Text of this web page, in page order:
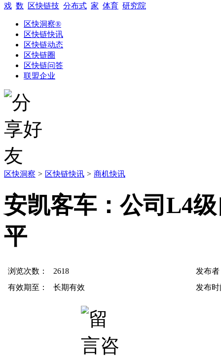
戏 数 区快链技 分布式 家 体育 研究院
区快洞察®
区快链快讯
区快链动态
区快链圈
区快链问答
联盟企业
区快洞察 > 区快链快讯 > 商机快讯
安凯客车：公司L4
平
浏览次数： 2618
发布
有效期至：
长期有效 发布